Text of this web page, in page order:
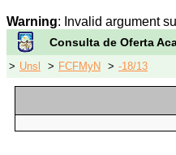
Warning: Invalid argument
Consulta de Oferta
> Unsl > FCFMyN > -18/13